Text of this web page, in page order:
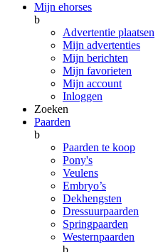
Mijn ehorses
b
Advertentie plaatsen
Mijn advertenties
Mijn berichten
Mijn favorieten
Mijn account
Inloggen
Zoeken
Paarden
b
Paarden te koop
Pony's
Veulens
Embryo’s
Dekhengsten
Dressuurpaarden
Springpaarden
Westernpaarden
b